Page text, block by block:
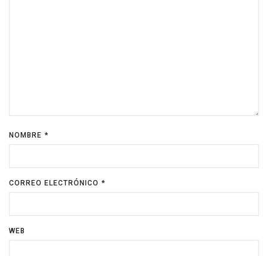
NOMBRE *
CORREO ELECTRÓNICO *
WEB